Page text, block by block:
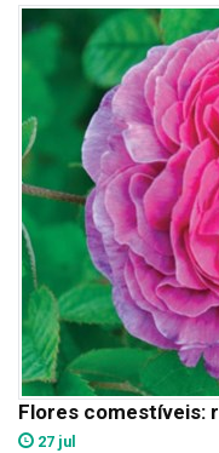
Flores comestíveis:
27 jul